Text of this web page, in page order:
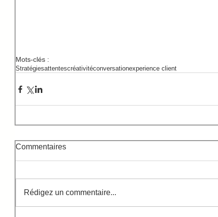
Mots-clés :
Stratégiesattentescréativitéconversationexperience client
Commentaires
Rédigez un commentaire...